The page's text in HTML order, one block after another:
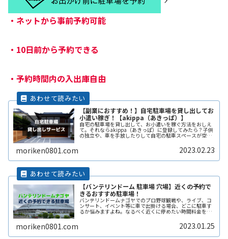
・ ネットから事前予約可能
・ 10日前から予約できる
・ 予約時間内の入出庫自由
【副業におすすめ！】自宅駐車場を貸し出してお
小遣い稼ぎ！【akippa（あきっぱ）】
自宅の駐車場を貸し出して、お小遣いを稼ぐ方法をおしえ
て。それならakippa（あきっぱ）に登録してみたら？子供
の独立や、車を手放したりして自宅の駐車スペースが空い
moriken0801.com 2023.02.23
【バンテリンドーム 駐車場 穴場】近くの予約で
きるおすすめ駐車場！
バンテリンドームナゴヤでのプロ野球観戦や、ライブ、コ
ンサート、イベント等に車で出掛ける場合、どこに駐車す
るか悩みますよね。なるべく近くに停めたい時間料金を気
にせずイベントを楽しみたい駐車場を探すのに時間をかけ
たくない自由に入出庫がしたい帰りReadMore...
moriken0801.com 2023.01.25